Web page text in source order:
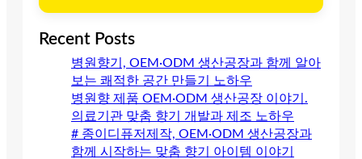
Recent Posts
병원향기, OEM·ODM 생산공장과 함께 알아
보는 쾌적한 공간 만들기 노하우
병원향 제품 OEM·ODM 생산공장 이야기.
의료기관 맞춤 향기 개발과 제조 노하우
# 종이디퓨저제작, OEM·ODM 생산공장과
함께 시작하는 맞춤 향기 아이템 이야기